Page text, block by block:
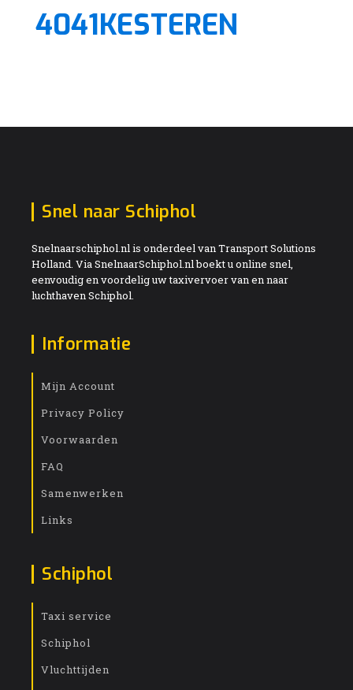
4041KESTEREN
Snel naar Schiphol
Snelnaarschiphol.nl is onderdeel van Transport Solutions
Holland. Via SnelnaarSchiphol.nl boekt u online snel,
eenvoudig en voordelig uw taxivervoer van en naar
luchthaven Schiphol.
Informatie
Mijn Account
Privacy Policy
Voorwaarden
FAQ
Samenwerken
Links
Schiphol
Taxi service
Schiphol
Vluchttijden